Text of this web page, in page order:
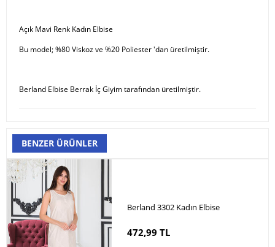
Açık Mavi Renk Kadın Elbise
Bu model; %80 Viskoz ve %20 Poliester 'dan üretilmiştir.
Berland Elbise Berrak İç Giyim tarafından üretilmiştir.
BENZER ÜRÜNLER
Berland 3302 Kadın Elbise
472,99 TL